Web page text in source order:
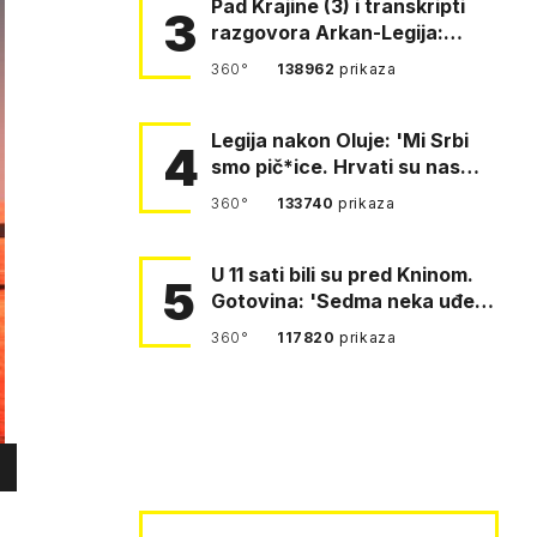
3
Pad Krajine (3) i transkripti
razgovora Arkan-Legija:
'Čujem, prelazite ustašam…
360° 138962prikaza
4 Legija nakon Oluje: 'Mi Srbi
smo pič*ice. Hrvati su nas
pomeli!'
360° 133740prikaza
5
U 11 sati bili su pred Kninom.
Gotovina: 'Sedma neka uđe,
4. gardijska neka g…
360° 117820prikaza